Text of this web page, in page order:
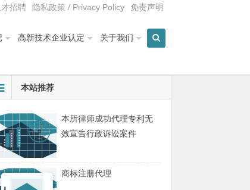
才招聘 隐私政策 / Privacy Policy 免责声明
高新技术企业认定 关于我们
本站推荐
本所律师成功代理专利无
效宣告行政诉讼案件
商标注册代理